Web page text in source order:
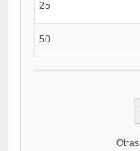
25
50
Otras